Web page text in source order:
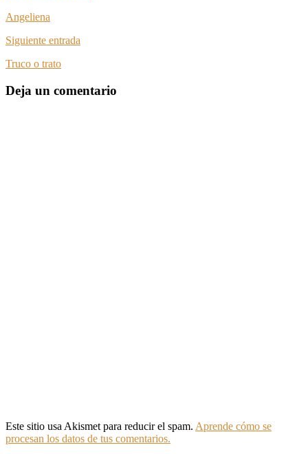
Angeliena
Siguiente entrada
Truco o trato
Deja un comentario
Este sitio usa Akismet para reducir el spam. Aprende cómo se
procesan los datos de tus comentarios.